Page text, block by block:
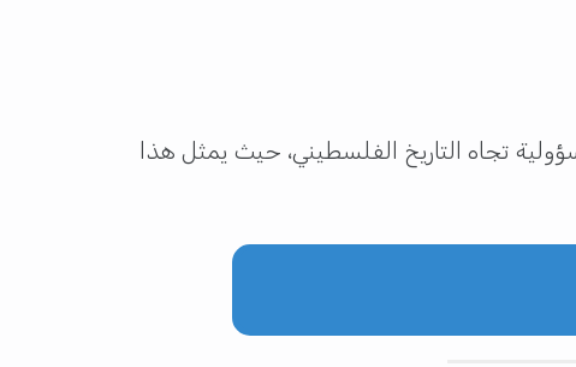
تجاه التاريخ الفلسطيني، حيث يمثل هذا